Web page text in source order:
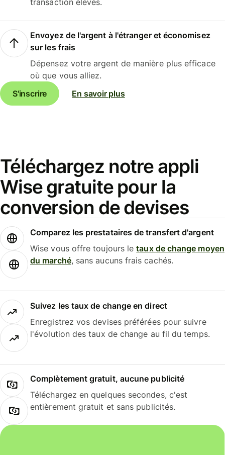
transaction élevés.
Envoyez de l'argent à l'étranger et économisez
sur les frais
Dépensez votre argent de manière plus efficace
où que vous alliez.
S'inscrire
En savoir plus
Téléchargez notre appli
Wise gratuite pour la
conversion de devises
Comparez les prestataires de transfert d'argent
Wise vous offre toujours letaux de change moyen
du marché, sans aucuns frais cachés.
Suivez les taux de change en direct
Enregistrez vos devises préférées pour suivre
l'évolution des taux de change au fil du temps.
Complètement gratuit, aucune publicité
Téléchargez en quelques secondes, c'est
entièrement gratuit et sans publicités.